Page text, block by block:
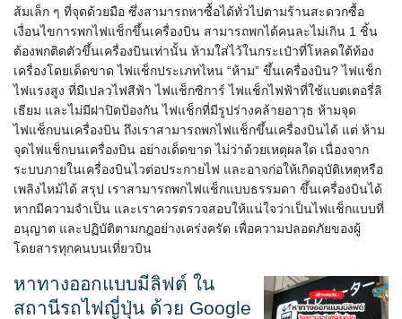
ส้มเล็ก ๆ ที่จุดด้วยมือ ซึ่งสามารถหาซื้อได้ทั่วไปตามร้านสะดวกซื้อ
เงื่อนไขการพกไฟแช็กขึ้นเครื่องบิน สามารถพกได้คนละไม่เกิน 1 ชิ้น
ต้องพกติดตัวขึ้นเครื่องบินเท่านั้น ห้ามใส่ไว้ในกระเป๋าที่โหลดใต้ท้อง
เครื่องโดยเด็ดขาด ไฟแช็กประเภทไหน “ห้าม” ขึ้นเครื่องบิน? ไฟแช็ก
ไฟแรงสูง ที่มีเปลวไฟสีฟ้า ไฟแช็กซิการ์ ไฟแช็กไฟฟ้าที่ใช้แบตเตอรี่ลิ
เธียม และไม่มีฝาปิดป้องกัน ไฟแช็กที่มีรูปร่างคล้ายอาวุธ ห้ามจุด
ไฟแช็กบนเครื่องบิน ถึงเราสามารถพกไฟแช็กขึ้นเครื่องบินได้ แต่ ห้าม
จุดไฟแช็กบนเครื่องบิน อย่างเด็ดขาด ไม่ว่าด้วยเหตุผลใด เนื่องจาก
ระบบภายในเครื่องบินไวต่อประกายไฟ และอาจก่อให้เกิดอุบัติเหตุหรือ
เพลิงไหม้ได้ สรุป เราสามารถพกไฟแช็กแบบธรรมดา ขึ้นเครื่องบินได้
หากมีความจำเป็น และเราควรตรวจสอบให้แน่ใจว่าเป็นไฟแช็กแบบที่
อนุญาต และปฏิบัติตามกฎอย่างเคร่งครัด เพื่อความปลอดภัยของผู้
โดยสารทุกคนบนเที่ยวบิน
หาทางออกแบบมีลิฟต์ ใน
สถานีรถไฟญี่ปุ่น ด้วย Google